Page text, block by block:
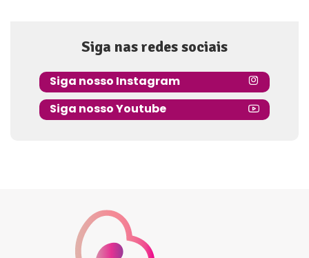
Siga nas redes sociais
Siga nosso Instagram
Siga nosso Youtube